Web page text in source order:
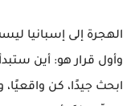
الهجرة إلى إسبانيا
وأول قرار هو: أين
ابحث جيدًا، كن